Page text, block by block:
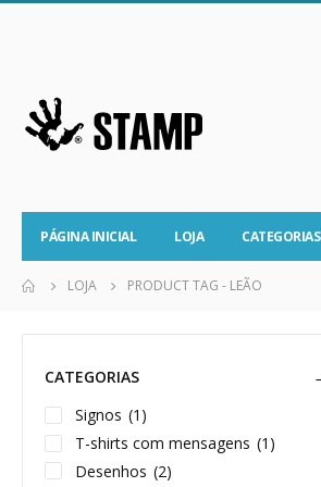
PÁGINA INICIAL LOJA CATEGORIAS
LOJA PRODUCT TAG - LEÃO
CATEGORIAS
Signos (1)
T-shirts com mensagens (1)
Desenhos (2)